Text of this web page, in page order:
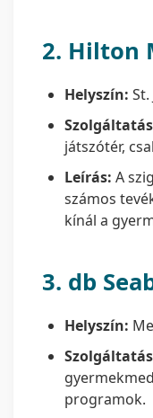
2. Hilton
Helyszín: St.
játszótér,
Leírás: A
számos
kínál a
3. db
Helyszín:
programok.